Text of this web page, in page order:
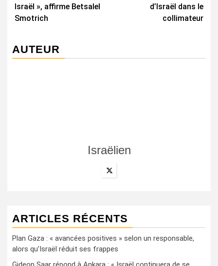
Israël », affirme Betsalel
Smotrich
d’Israël dans le
collimateur
AUTEUR
Israëlien
ARTICLES RÉCENTS
Plan Gaza : « avancées positives » selon un responsable,
alors qu’Israël réduit ses frappes